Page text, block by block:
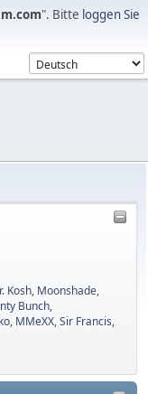
". Bitte loggen Sie
Kosh, Moonshade,
Bunch,
, MMeXX,Sir Francis,